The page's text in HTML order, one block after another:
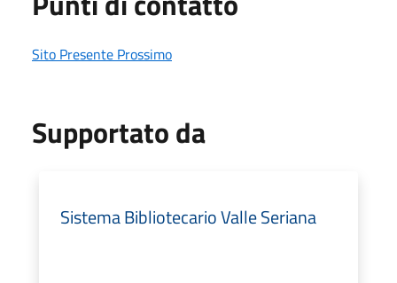
Sito Presente Prossimo
Supportato da
Sistema Bibliotecario Valle Seriana